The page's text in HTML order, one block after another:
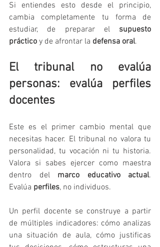
Si entiendes esto desde el principio,
cambia completamente tu forma de
estudiar, de preparar el supuesto
práctico y de afrontar la defensa oral.
El tribunal no evalúa
personas: evalúa perfiles
docentes
Este es el primer cambio mental que
necesitas hacer. El tribunal no valora tu
personalidad, tu vocación ni tu historia.
Valora si sabes ejercer como maestra
dentro del marco educativo actual.
Evalúa perfiles, no individuos.
Un perfil docente se construye a partir
de múltiples indicadores: cómo analizas
una situación de aula, cómo justificas